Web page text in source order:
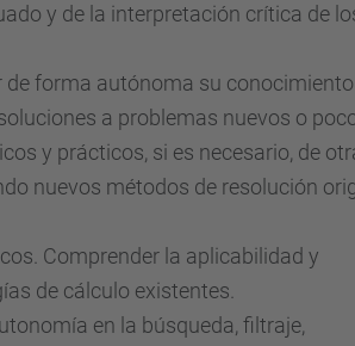
y de la interpretación crítica de
forma autónoma su
a problemas nuevos o
y prácticos, si es necesario, de
nuevos métodos de resolución
Comprender la aplicabilidad y
de cálculo existentes.
en la búsqueda, filtraje,